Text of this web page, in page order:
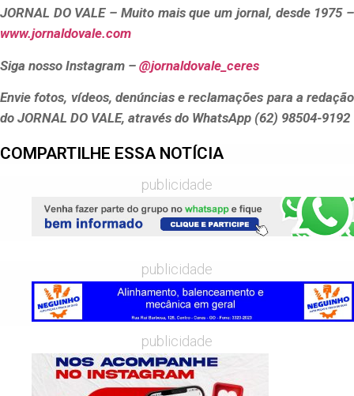
JORNAL DO VALE – Muito mais que um jornal, desde 1975 –
www.jornaldovale.com
Siga nosso Instagram – @jornaldovale_ceres
Envie fotos, vídeos, denúncias e reclamações para a redação
do JORNAL DO VALE, através do WhatsApp (62) 98504-9192
COMPARTILHE ESSA NOTÍCIA
publicidade
publicidade
publicidade